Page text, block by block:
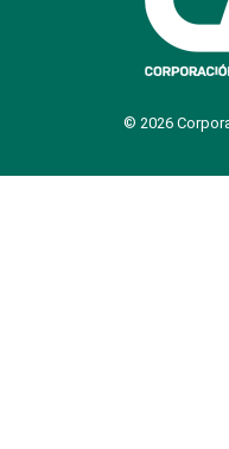
© 2026